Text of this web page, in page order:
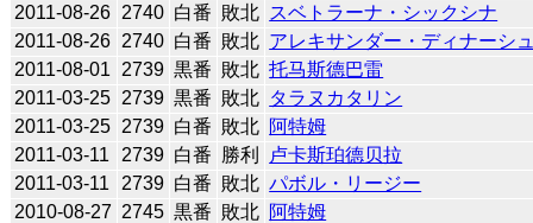
2011-08-26 2740 白番 敗北 スベトラーナ・シックシナ
2011-08-26 2740 白番 敗北 アレキサンダー・ディナーシ
2011-08-01
2739 黒番 敗北 托马斯德巴雷
2011-03-25 2739 黒番 敗北 タラヌカタリン
2011-03-25 2739 白番 敗北 阿特姆
2011-03-11
2739 白番 勝利
卢卡斯珀德贝拉
2011-03-11
2739 白番 敗北 パボル・リージー
2010-08-27 2745 黒番 敗北 阿特姆